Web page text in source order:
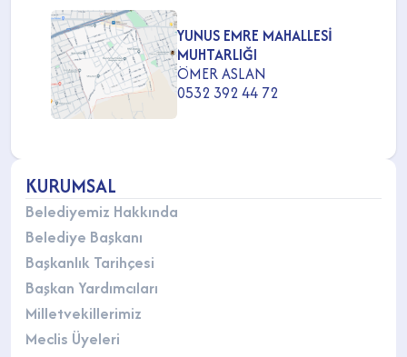
YUNUS EMRE MAHALLESİ
MUHTARLIĞI
ÖMER ASLAN
0532 392 44 72
KURUMSAL
Belediyemiz Hakkında
Belediye Başkanı
Başkanlık Tarihçesi
Başkan Yardımcıları
Milletvekillerimiz
Meclis Üyeleri